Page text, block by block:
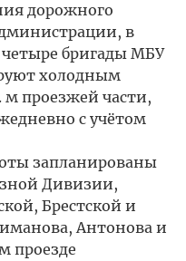
дорожного
в
бригады МБУ
холодным
м проезжей части,
с учётом
запланированы
Дивизии,
Брестской и
Антонова и
проезде